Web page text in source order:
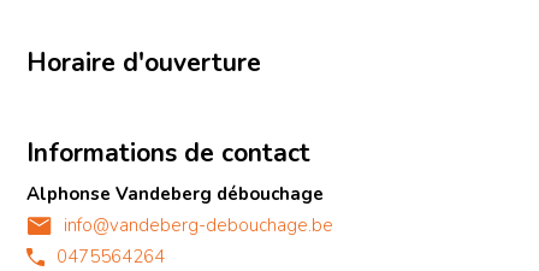
Horaire d'ouverture
Informations de contact
Alphonse Vandeberg débouchage
info@vandeberg-debouchage.be
0475564264